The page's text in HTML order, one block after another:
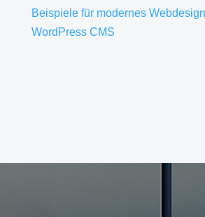
Beispiele für modernes
WordPress CMS